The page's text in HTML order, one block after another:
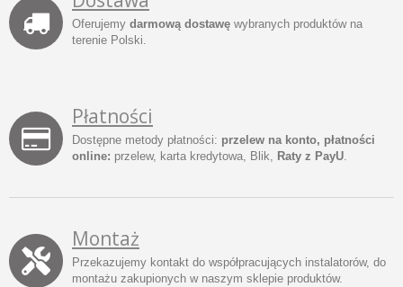
Oferujemy darmową dostawę wybranych produktów na
terenie Polski.
Płatności
Dostępne metody płatności: przelew na konto, płatności
online: przelew, karta kredytowa, Blik, Raty z PayU.
Montaż
Przekazujemy kontakt do współpracujących instalatorów, do
montażu zakupionych w naszym sklepie produktów.